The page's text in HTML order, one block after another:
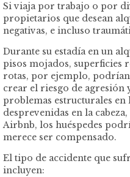
Si viaja por trabajo o por
propietarios que desean
negativas, e incluso
Durante su estadía en un
pisos mojados, superficies
rotas, por ejemplo, podrían
crear el riesgo de agresión
problemas estructurales en
desprevenidas en la
Airbnb, los huéspedes
merece ser compensado.
El tipo de accidente que
incluyen: